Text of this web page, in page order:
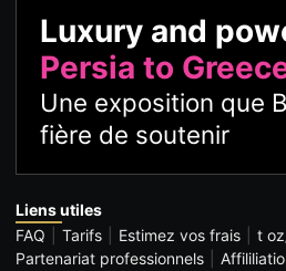
Luxury and
Persia to
Une exposition que
fière de soutenir
Liens utiles
FAQ
Tarifs Estimez vos frais
t
Partenariat professionnels